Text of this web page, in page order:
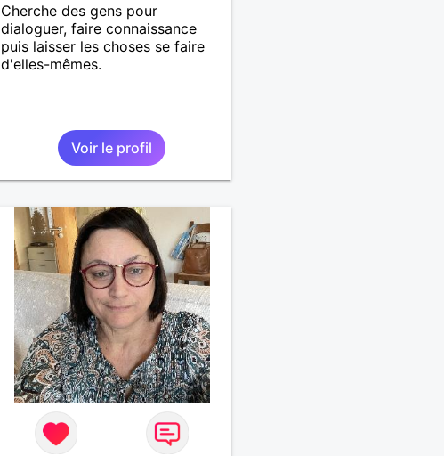
Cherche des gens pour
dialoguer, faire connaissance
puis laisser les choses se faire
d'elles-mêmes.
Voir le profil